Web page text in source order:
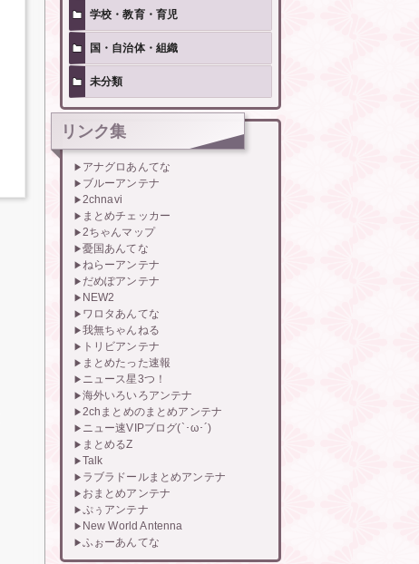
学校・教育・育児
国・自治体・組織
未分類
リンク集
アナグロあんてな
ブルーアンテナ
2chnavi
まとめチェッカー
2ちゃんマップ
憂国あんてな
ねらーアンテナ
だめぽアンテナ
NEW2
ワロタあんてな
我無ちゃんねる
トリビアンテナ
まとめたった速報
ニュース星3つ！
海外いろいろアンテナ
2chまとめのまとめアンテナ
ニュー速VIPブログ(`･ω･´)
まとめるZ
Talk
ラブラドールまとめアンテナ
おまとめアンテナ
ぷぅアンテナ
New World Antenna
ふぉーあんてな